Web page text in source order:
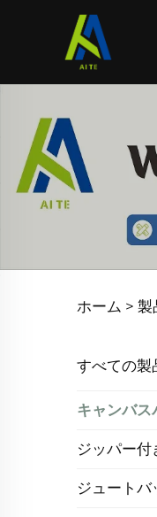
ホーム > 製
すべての製
キャンバス
ジッパー付
ジュートバ